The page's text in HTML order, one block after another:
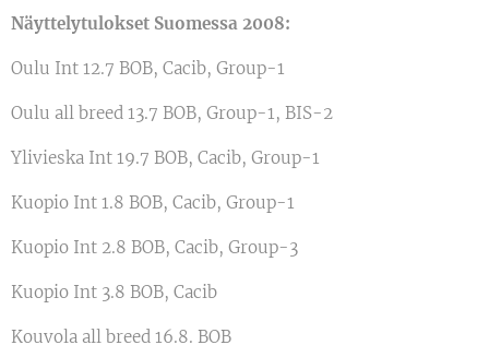
Näyttelytulokset Suomessa 2008:
Oulu Int 12.7 BOB, Cacib, Group-1
Oulu all breed 13.7 BOB, Group-1, BIS-2
Ylivieska Int 19.7 BOB, Cacib, Group-1
Kuopio Int 1.8 BOB, Cacib, Group-1
Kuopio Int 2.8 BOB, Cacib, Group-3
Kuopio Int 3.8 BOB, Cacib
Kouvola all breed 16.8. BOB